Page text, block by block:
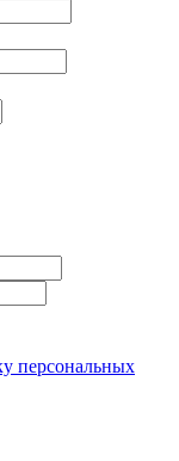
персональных